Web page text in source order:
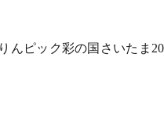
んピック彩の国さいたま